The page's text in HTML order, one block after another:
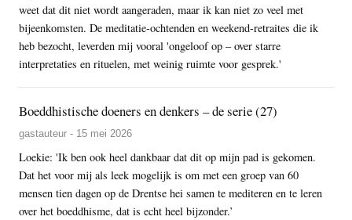
weet dat dit niet wordt aangeraden, maar ik kan niet zo veel met
bijeenkomsten. De meditatie-ochtenden en weekend-retraites die ik
heb bezocht, leverden mij vooral 'ongeloof op – over starre
interpretaties en rituelen, met weinig ruimte voor gesprek.'
Boeddhistische doeners en denkers – de serie (27)
gastauteur - 15 mei 2026
Loekie: 'Ik ben ook heel dankbaar dat dit op mijn pad is gekomen.
Dat het voor mij als leek mogelijk is om met een groep van 60
mensen tien dagen op de Drentse hei samen te mediteren en te leren
over het boeddhisme, dat is echt heel bijzonder.’